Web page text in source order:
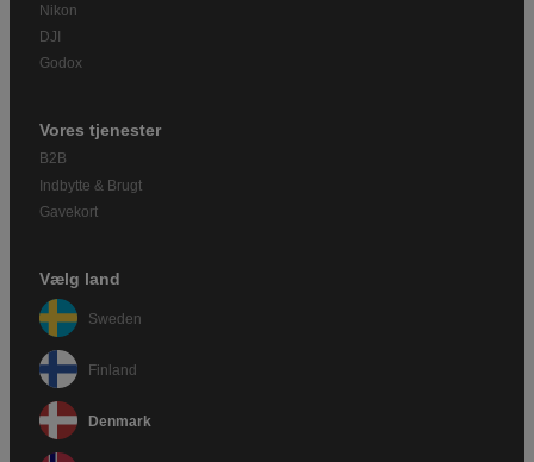
Nikon
DJI
Godox
Vores tjenester
B2B
Indbytte & Brugt
Gavekort
Vælg land
Sweden
Finland
Denmark